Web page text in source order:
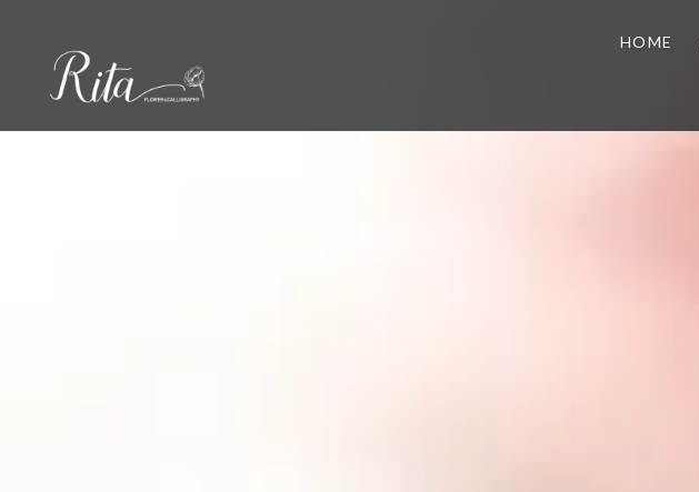
ツ
HOME